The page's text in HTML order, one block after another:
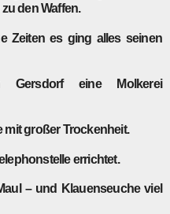
den Waffen.
Zeiten es ging alles seinen
eine Molkerei
mit großer Trockenheit.
errichtet.
– und Klauenseuche viel